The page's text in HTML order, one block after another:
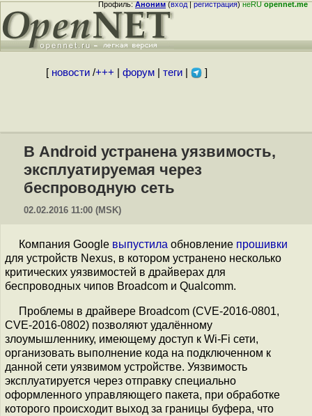
Профиль:Аноним(вход|регистрация)неRUopennet.me
[ новости/+++ форум| теги| ]
В Android устранена уязвимость,
эксплуатируемая через
беспроводную сеть
02.02.2016 11:00 (MSK)
Компания Google выпустила обновление прошивки
для устройств Nexus, в котором устранено несколько
критических уязвимостей в драйверах для
беспроводных чипов Broadcom и Qualcomm.
Проблемы в драйвере Broadcom (CVE-2016-0801,
CVE-2016-0802) позволяют удалённому
злоумышленнику, имеющему доступ к Wi-Fi сети,
организовать выполнение кода на подключенном к
данной сети уязвимом устройстве. Уязвимость
эксплуатируется через отправку специально
оформленного управляющего пакета, при обработке
которого происходит выход за границы буфера, что